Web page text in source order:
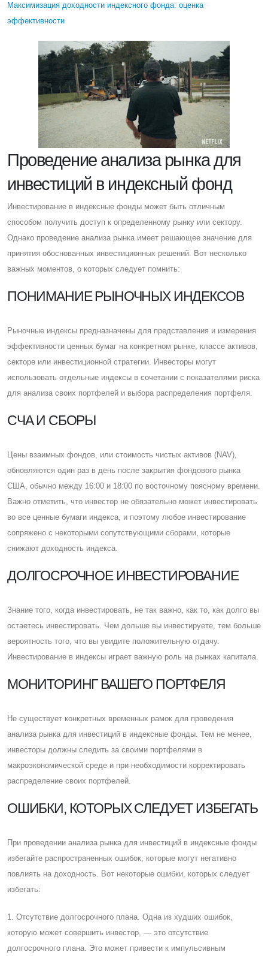
Максимизация доходности индексного фонда: оценка
эффективности
Проведение анализа рынка для
инвестиций в индексный фонд
Инвестирование в индексные фонды может быть отличным
способом получить доступ к определенному рынку или сектору.
Однако проведение анализа рынка имеет решающее значение для
принятия обоснованных инвестиционных решений. Вот несколько
важных моментов, о которых следует помнить:
ПОНИМАНИЕ РЫНОЧНЫХ ИНДЕКСОВ
Рыночные индексы предназначены для представления и измерения
эффективности ценных бумаг на конкретном рынке, классе активов,
секторе или инвестиционной стратегии. Инвесторы могут
использовать отдельные индексы в сочетании с показателями риска
для анализа своих портфелей и выбора распределения портфеля.
CЧА И СБОРЫ
Цены взаимных фондов, или стоимость чистых активов (NAV),
обновляются один раз в день после закрытия фондового рынка
CША, обычно между 16:00 и 18:00 по восточному поясному времени.
Важно отметить, что инвестор не обязательно может инвестировать
во все ценные бумаги индекса, и поэтому любое инвестирование
сопряжено с некоторыми сопутствующими сборами, которые
снижают доходность индекса.
ДОЛГОСРОЧНОЕ ИНВЕСТИРОВАНИЕ
Знание того, когда инвестировать, не так важно, как то, как долго вы
остаетесь инвестировать. Чем дольше вы инвестируете, тем больше
вероятность того, что вы увидите положительную отдачу.
Инвестирование в индексы играет важную роль на рынках капитала.
МОНИТОРИНГ ВАШЕГО ПОРТФЕЛЯ
Не существует конкретных временных рамок для проведения
анализа рынка для инвестиций в индексные фонды. Тем не менее,
инвесторы должны следить за своими портфелями в
макроэкономической среде и при необходимости корректировать
распределение своих портфелей.
ОШИБКИ, КОТОРЫХ СЛЕДУЕТ ИЗБЕГАТЬ
При проведении анализа рынка для инвестиций в индексные фонды
избегайте распространенных ошибок, которые могут негативно
повлиять на доходность. Вот некоторые ошибки, которых следует
избегать:
1. Отсутствие долгосрочного плана. Одна из худших ошибок,
которую может совершить инвестор, — это отсутствие
долгосрочного плана. Это может привести к импульсивным